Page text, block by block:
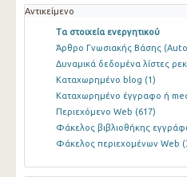
Αντικείμενο
Τα στοιχεία ενεργητικού
Άρθρο Γνωσιακής Βάσης
Δυναμικά δεδομένα λίστες
Καταχωρημένο blog (1)
Καταχωρημένο έγγραφο ή
Περιεχόμενο Web (617)
Φάκελος βιβλιοθήκης
Φάκελος περιεχομένων Web